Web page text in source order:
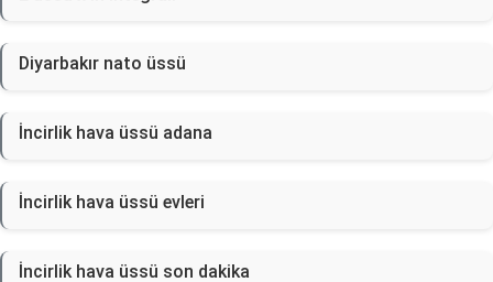
Diyarbakır nato üssü
İncirlik hava üssü adana
İncirlik hava üssü evleri
İncirlik hava üssü son dakika